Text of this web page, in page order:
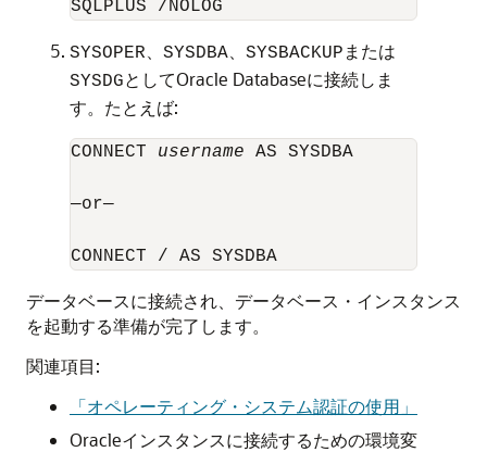
SYSOPER SYSDBA SYSBACKUP または
SYSDGとしてOracle Databaseに接続しま
す。たとえば:
CONNECT username AS SYSDBA
—or—
データベースに接続され、データベース・インスタンス
を起動する準備が完了します。
関連項目:
「オペレーティング・システム認証の使用」
Oracleインスタンスに接続するための環境変